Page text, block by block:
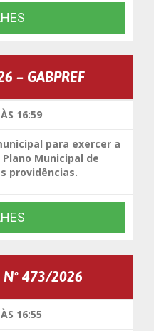
– GABPREF
16:59
para exercer a
Municipal de
providências.
Nº 473/2026
16:55